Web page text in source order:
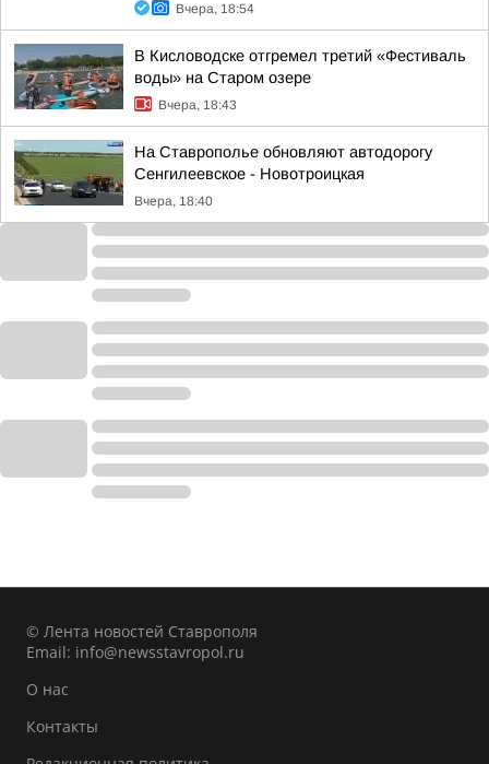
Вчера, 18:54
В Кисловодске отгремел третий «Фестиваль
воды» на Старом озере
Вчера, 18:43
На Ставрополье обновляют автодорогу
Сенгилеевское - Новотроицкая
Вчера, 18:40
© Лента новостей Ставрополя
Email: info@newsstavropol.ru
О нас
Контакты